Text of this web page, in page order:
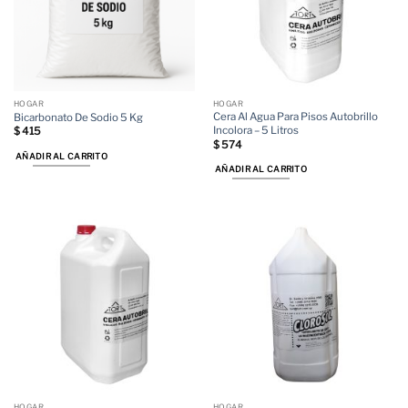
HOGAR
Bicarbonato De Sodio 5 Kg
$415
AÑADIR AL CARRITO
HOGAR
Cera Al Agua Para Pisos Autobrillo
Incolora – 5 Litros
$574
AÑADIR AL CARRITO